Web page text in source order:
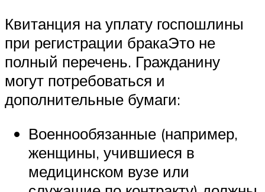
Квитанция на уплату госпошлины
при регистрации бракаЭто не
полный перечень. Гражданину
могут потребоваться и
дополнительные бумаги:
Военнообязанные (например,
женщины, учившиеся в
медицинском вузе или